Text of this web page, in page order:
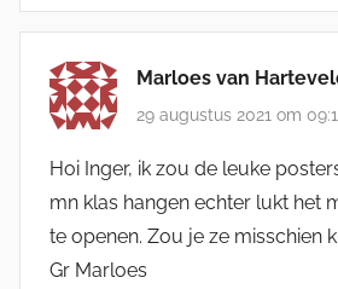
Marloes van
29 augustus 2021 om
Hoi Inger, ik zou de leuke
mn klas hangen echter lukt het
te openen. Zou je ze misschien
Gr Marloes